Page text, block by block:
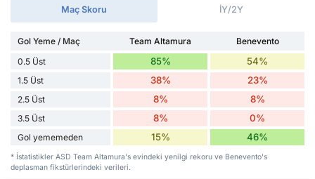
Maç Skoru İY/2Y
Gol Yeme / Maç Team Altamura
Benevento
0.5 Üst
85% 54%
1.5 Üst 38% 23%
2.5 Üst 8% 8%
3.5 Üst 8% 0%
Gol yememeden 15% 46%
* İstatistikler ASD Team Altamura's evindeki yenilgi rekoru ve Benevento's
deplasman fikstürlerindeki verileri.